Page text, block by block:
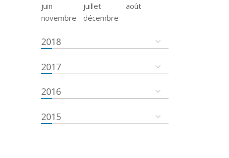
juin
juillet
août
novembre
décembre
2018
2017
2016
2015